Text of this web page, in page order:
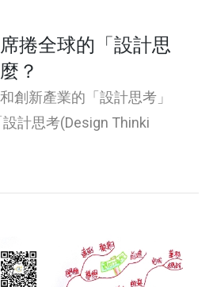
捲全球的「設計思
？
創新產業的「設計思考」
計思考(Design Thinki